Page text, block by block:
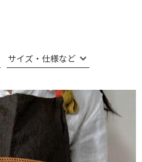
サイズ・仕様など